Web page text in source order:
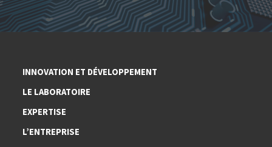
INNOVATION ET DÉVELOPPEMENT
LE LABORATOIRE
EXPERTISE
L’ENTREPRISE